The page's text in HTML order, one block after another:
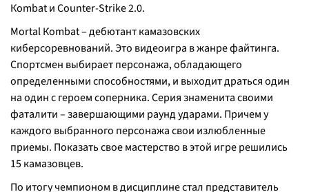
Кombat и Counter-Strike 2.0.
Mortal Кombat – дебютант камазовских
киберсоревнований. Это видеоигра в жанре файтинга.
Спортсмен выбирает персонажа, обладающего
определенными способностями, и выходит драться один
на один с героем соперника. Серия знаменита своими
фаталити – завершающими раунд ударами. Причем у
каждого выбранного персонажа свои излюбленные
приемы. Показать свое мастерство в этой игре решились
15 камазовцев.
По итогу чемпионом в дисциплине стал представитель